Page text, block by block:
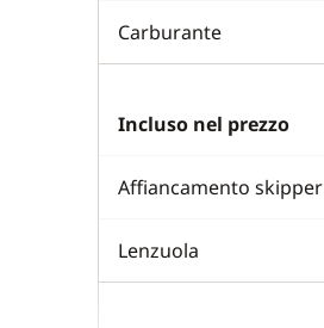
Carburante
Incluso nel prezzo
Affiancamento skipper
Lenzuola